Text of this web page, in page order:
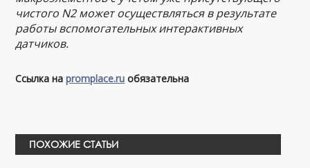
чистого N2 может осуществляться в результате
работы вспомогательных интерактивных
датчиков.
Ссылка наpromplace.ru обязательна
ПОХОЖИЕ СТАТЬИ